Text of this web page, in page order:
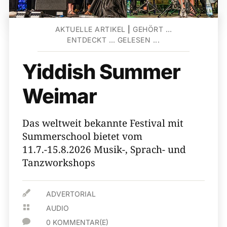
AKTUELLE ARTIKEL
GEHÖRT …
ENTDECKT … GELESEN ...
Yiddish Summer
Weimar
Das weltweit bekannte Festival mit
Summerschool bietet vom
11.7.-15.8.2026 Musik-, Sprach- und
Tanzworkshops
 ADVERTORIAL
 AUDIO
 0 KOMMENTAR(E)